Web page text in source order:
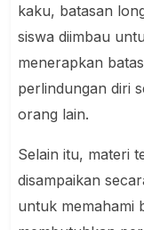
kaku, batasan
siswa diimbau
menerapkan
perlindungan diri
orang lain.
Selain itu, materi
disampaikan
untuk memahami